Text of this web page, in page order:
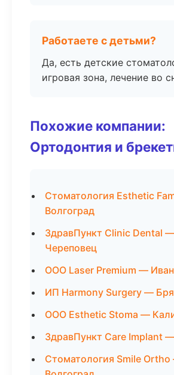
Работаете с детьми?
Да, есть детские
игровая зона, лечение во
Похожие компании:
Ортодонтия и
Стоматология Esthetic
Волгоград
ЗдравПункт Clinic Dental —
Череповец
ООО Laser Premium —
ИП Harmony Surgery —
ООО Esthetic Stoma —
ЗдравПункт Care Implant
Стоматология Smile